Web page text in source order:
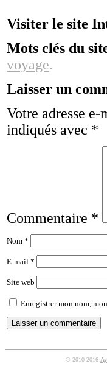
Visiter le site
Mots clés du
voyage.
Laisser un
Votre adresse
indiqués avec *
Commentaire *
Nom *
E-mail *
Site web
Enregistrer mon nom,
© 2010-2016